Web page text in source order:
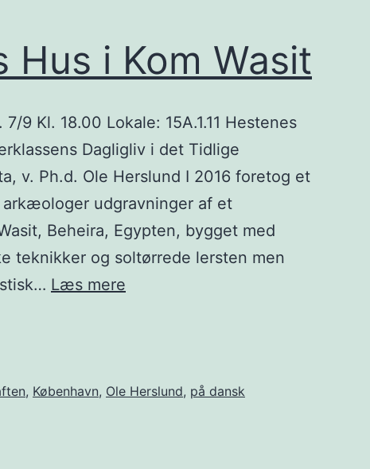
Hus i Kom Wasit
9 Kl. 18.00 Lokale: 15A.1.11 Hestenes
Dagligliv i det Tidlige
v. Ph.d. Ole Herslund I 2016 foretog et
udgravninger af et
Beheira, Egypten, bygget med
teknikker og soltørrede lersten men
Læs mere
Wasit
, København, Ole Herslund, på dansk